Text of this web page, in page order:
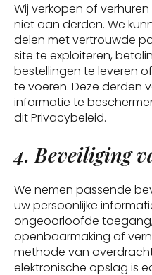
Wij verkopen of
niet aan derden. We
delen met vertrouwde
site te exploiteren,
bestellingen te leveren
te voeren. Deze derden
informatie te
dit Privacybeleid.
4. Beveiliging
We nemen passende
uw persoonlijke
ongeoorloofde
openbaarmaking of
methode van
elektronische opslag is